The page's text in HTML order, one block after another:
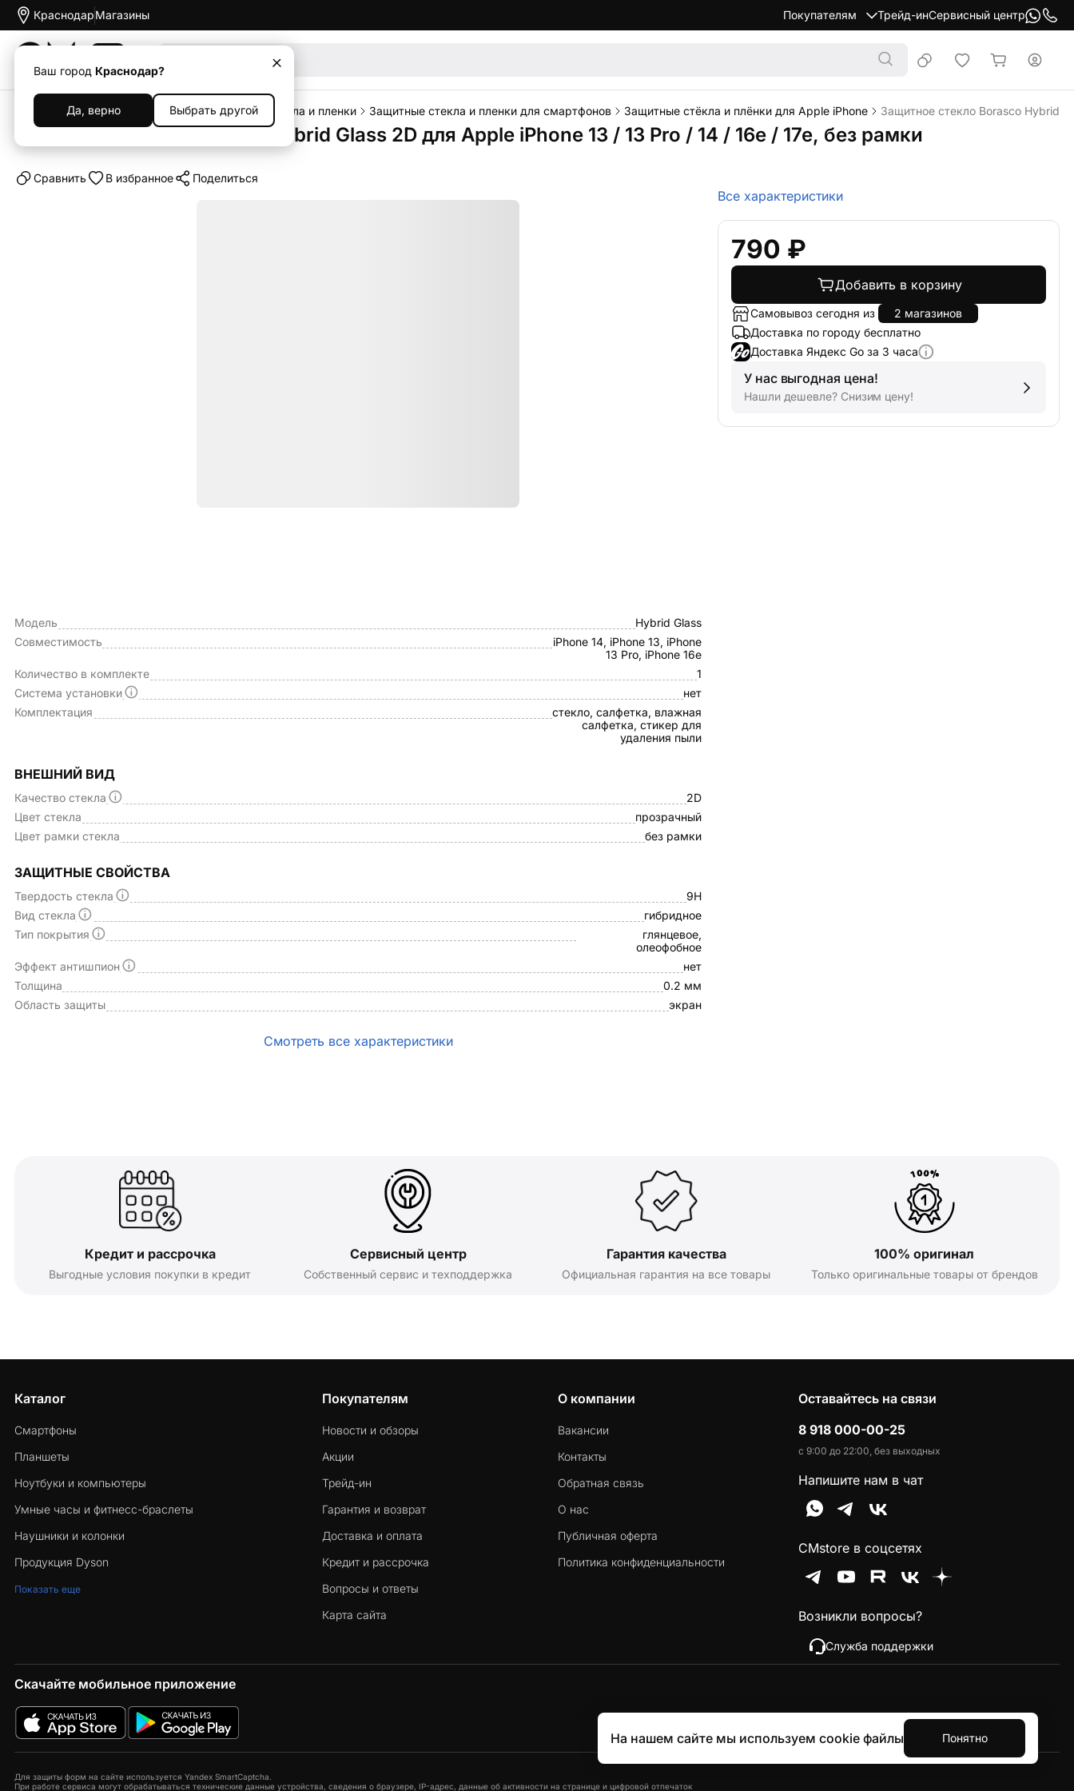
Краснодар
Ваш город Краснодар?
Да, верно Выбрать другой
Магазины Покупателям Трейд-инСервисный центр
Каталог Аксессуары Защитные стекла и пленки Защитные стекла и пленки для смартфонов Защитные стёкла и плёнки для Apple iPhone Защитное стекло Borasco Hybrid
Защитное стекло Borasco Hybrid Glass 2D для Apple iPhone 13 / 13 Pro / 14 / 16e / 17e, без рамки
Cравнить В избранное Поделиться
Модель
Hybrid Glass
Совместимость
iPhone 14, iPhone 13, iPhone
13 Pro, iPhone 16e
Количество в комплекте
1
Система установки
нет
Комплектация
стекло, салфетка, влажная
салфетка, стикер для
удаления пыли
ВНЕШНИЙ ВИД
Качество стекла
2D
Цвет стекла
прозрачный
Цвет рамки стекла
без рамки
ЗАЩИТНЫЕ СВОЙСТВА
Твердость стекла
9H
Вид стекла
гибридное
Тип покрытия
глянцевое,
олеофобное
Эффект антишпион
нет
Толщина
0.2 мм
Область защиты
экран
Смотреть все характеристики
790 ₽
Добавить в корзину
Самовывоз сегодня из
2 магазинов
Доставка по городу бесплатно
Доставка Яндекс Go за 3 часа
У нас выгодная цена!
Нашли дешевле? Снизим цену!
Кредит и рассрочка
Выгодные условия покупки в кредит
Сервисный центр
Собственный сервис и техподдержка
Гарантия качества
Официальная гарантия на все товары
100% оригинал
Только оригинальные товары от брендов
Каталог
Смартфоны
Планшеты
Ноутбуки и компьютеры
Умные часы и фитнесс-браслеты
Наушники и колонки
Продукция Dyson
Показать еще
Покупателям
Новости и обзоры
Акции
Трейд-ин
Гарантия и возврат
Доставка и оплата
Кредит и рассрочка
Вопросы и ответы
Карта сайта
О компании
Вакансии
Контакты
Обратная связь
О нас
Публичная оферта
Политика конфиденциальности
Оставайтесь на связи
8 918 000-00-25
с 9:00 до 22:00, без выходных
Напишите нам в чат
CMstore в соцсетях
Возникли вопросы?
Служба поддержки
Скачайте мобильное приложение
Для защиты форм на сайте используется Yandex SmartCaptcha.
При работе сервиса могут обрабатываться технические данные устройства, сведения о браузере, IP-адрес, данные об активности на странице и цифровой отпечаток
На нашем сайте мы используем cookie файлы Понятно